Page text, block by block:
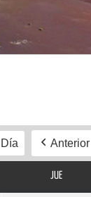
Día Anterior
JUEJUEVES